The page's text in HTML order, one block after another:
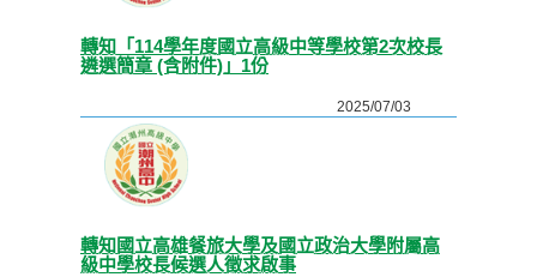
轉知「114學年度國立高級中等學校第2次校長
遴選簡章 (含附件)」1份
2025/07/03
轉知國立高雄餐旅大學及國立政治大學附屬高
級中學校長候選人徵求啟事